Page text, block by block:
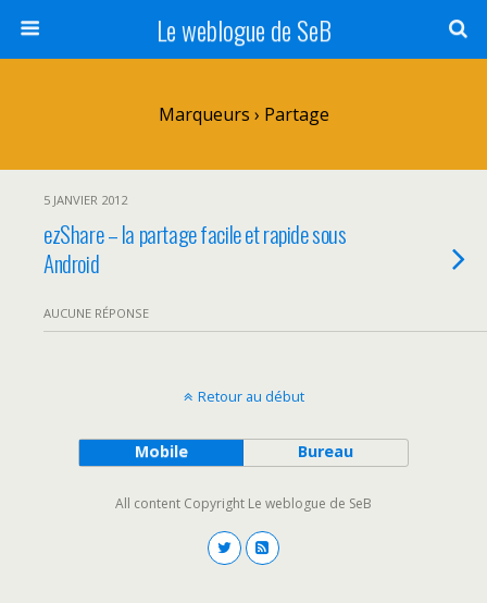
Le weblogue de SeB
Marqueurs › Partage
5 JANVIER 2012
ezShare – la partage facile et rapide sous
Android
AUCUNE RÉPONSE
Retour au début
Mobile Bureau
All content Copyright Le weblogue de SeB